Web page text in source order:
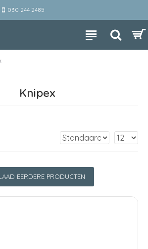
030 244 2485
Knipex
EERDERE PRODUCTEN